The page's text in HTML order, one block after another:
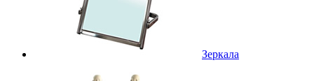
Зеркала